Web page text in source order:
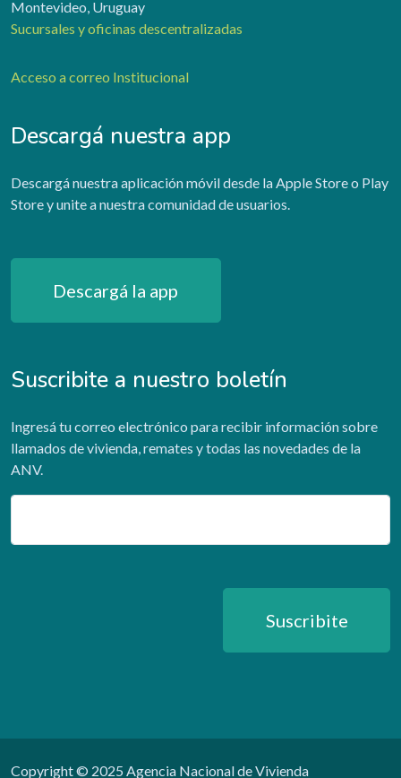
Montevideo, Uruguay
Sucursales y oficinas descentralizadas
Acceso a correo Institucional
Descargá nuestra app
Descargá nuestra aplicación móvil desde la Apple Store o Play
Store y unite a nuestra comunidad de usuarios.
Descargá la app
Suscribite a nuestro boletín
Ingresá tu correo electrónico para recibir información sobre
llamados de vivienda, remates y todas las novedades de la
ANV.
Email
Suscribite
Copyright © 2025 Agencia Nacional de Vivienda